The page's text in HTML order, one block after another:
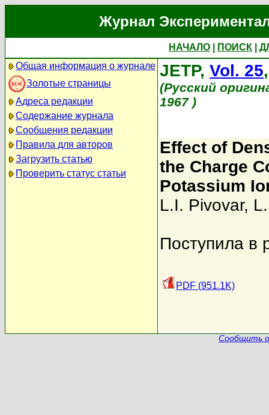
Журнал
НАЧАЛО ПОИСК
Общая информация о журнале
Золотые страницы
Адреса редакции
Содержание журнала
Сообщения редакции
Правила для авторов
Загрузить статью
Проверить статус статьи
JETP, Vol. 25
(Русский
1967 )
Effect of
the Charge
Potassium
L.I. Pivovar,
Поступила в
PDF (951.1K)
Сообщить о